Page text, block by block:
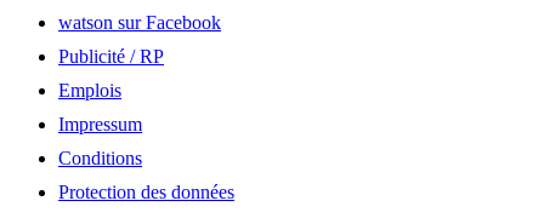
watson sur Facebook
Publicité / RP
Emplois
Impressum
Conditions
Protection des données